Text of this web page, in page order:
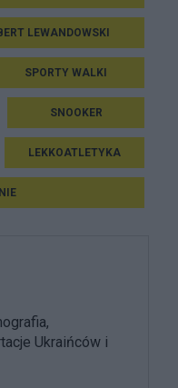
LEWANDOWSKI
SPORTY WALKI
SNOOKER
LEKKOATLETYKA
Ukraińców i